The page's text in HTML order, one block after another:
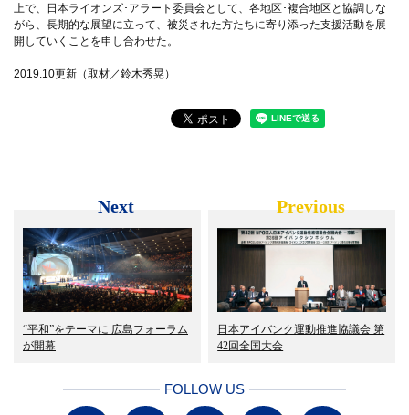
上で、日本ライオンズ･アラート委員会として、各地区･複合地区と協調しな
がら、長期的な展望に立って、被災された方たちに寄り添った支援活動を展
開していくことを申し合わせた。
2019.10更新（取材／鈴木秀晃）
Next
“平和”をテーマに 広島フォーラム
が開幕
Previous
日本アイバンク運動推進協議会 第
42回全国大会
FOLLOW US